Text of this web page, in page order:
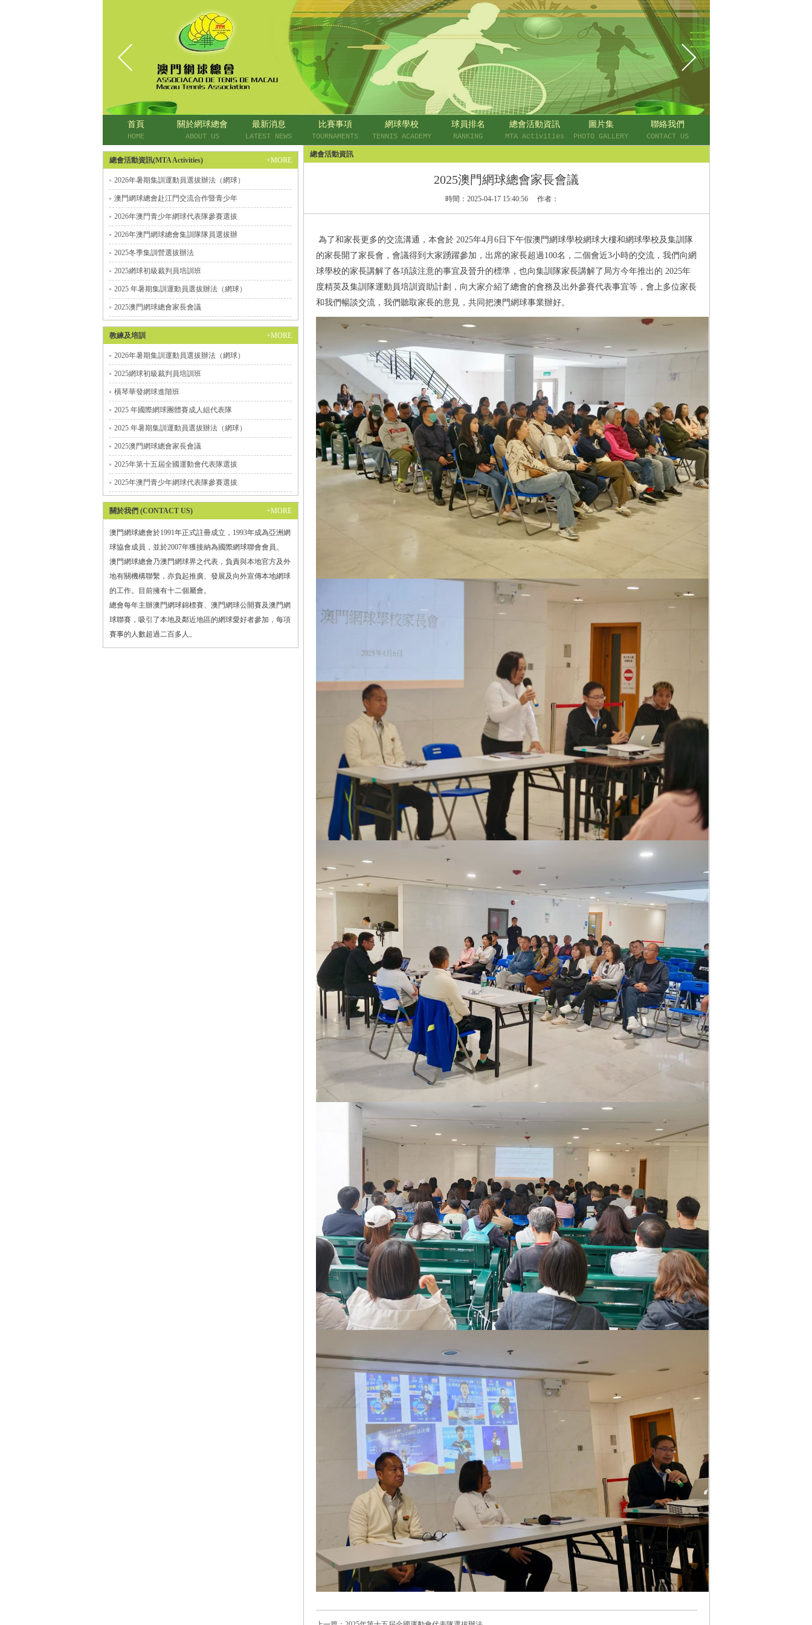
首頁
HOME
關於網球總會
ABOUT US
最新消息
LATEST NEWS
比賽事項
TOURNAMENTS
網球學校
TENNIS ACADEMY
球員排名
RANKING
總會活動資訊
MTA Activities
圖片集
PHOTO GALLERY
聯絡我們
CONTACT US
總會活動資訊(MTA Activities) +MORE
2026年暑期集訓運動員選拔辦法（網球）
澳門網球總會赴江門交流合作暨青少年
2026年澳門青少年網球代表隊參賽選拔
2026年澳門網球總會集訓隊隊員選拔辦
2025冬季集訓營選拔辦法
2025網球初級裁判員培訓班
2025 年暑期集訓運動員選拔辦法（網球）
2025澳門網球總會家長會議
教練及培訓 +MORE
2026年暑期集訓運動員選拔辦法（網球）
2025網球初級裁判員培訓班
橫琴華發網球進階班
2025 年國際網球團體賽成人組代表隊
2025 年暑期集訓運動員選拔辦法（網球）
2025澳門網球總會家長會議
2025年第十五屆全國運動會代表隊選拔
2025年澳門青少年網球代表隊參賽選拔
關於我們 (CONTACT US) +MORE
澳門網球總會於1991年正式註冊成立，1993年成為亞洲網
球協會成員，並於2007年獲接納為國際網球聯會會員。
澳門網球總會乃澳門網球界之代表，負責與本地官方及外
地有關機構聯繫，亦負起推廣、發展及向外宣傳本地網球
的工作。目前擁有十二個屬會。
總會每年主辦澳門網球錦標賽、澳門網球公開賽及澳門網
球聯賽，吸引了本地及鄰近地區的網球愛好者參加，每項
賽事的人數超過二百多人。
總會活動資訊
2025澳門網球總會家長會議
時間： 2025-04-17 15:40:56 作者：
為了和家長更多的交流溝通，本會於 2025年4月6日下午假澳門網球學校網球大樓和網球學校及集訓隊
的家長開了家長會，會議得到大家踴躍參加，出席的家長超過100名，二個會近3小時的交流，我們向網
球學校的家長講解了各項該注意的事宜及晉升的標準，也向集訓隊家長講解了局方今年推出的 2025年
度精英及集訓隊運動員培訓資助計劃，向大家介紹了總會的會務及出外參賽代表事宜等，會上多位家長
和我們暢談交流，我們聽取家長的意見，共同把澳門網球事業辦好。